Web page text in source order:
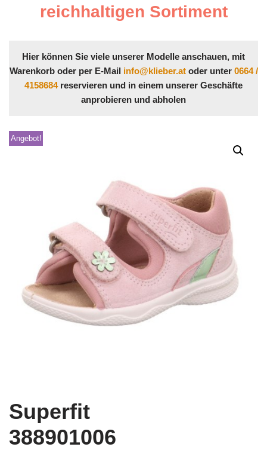
reichhaltigen Sortiment
Hier können Sie viele unserer Modelle anschauen, mit
Warenkorb oder per E-Mail info@klieber.atoder unter 0664 /
4158684reservieren und in einem unserer Geschäfte
anprobieren und abholen
Angebot!
Superfit
388901006